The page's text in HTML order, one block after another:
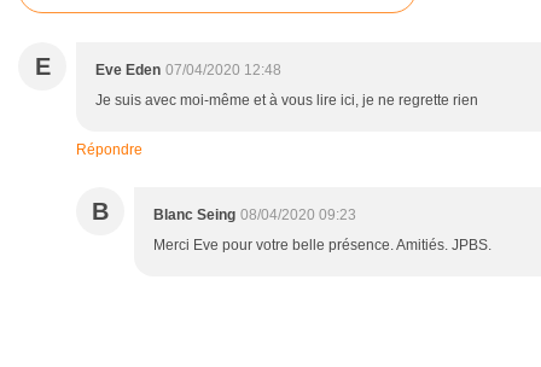
E Eve Eden 07/04/2020 12:48
Je suis avec moi-même et à vous lire ici, je ne regrette rien
Répondre
B Blanc Seing 08/04/2020 09:23
Merci Eve pour votre belle présence. Amitiés. JPBS.